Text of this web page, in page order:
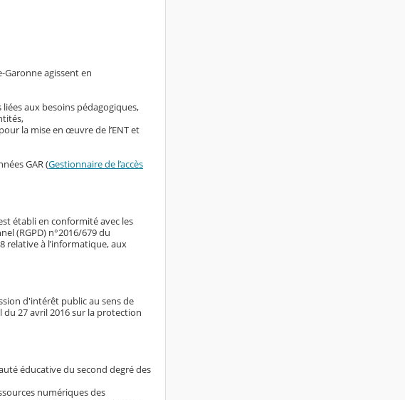
Garonne agissent en
aux besoins pédagogiques,
la mise en œuvre de l’ENT et
GAR (Gestionnaire de l’accès
établi en conformité avec les
(RGPD) n°2016/679 du
relative à l’informatique, aux
d'intérêt public au sens de
du 27 avril 2016 sur la protection
éducative du second degré des
numériques des